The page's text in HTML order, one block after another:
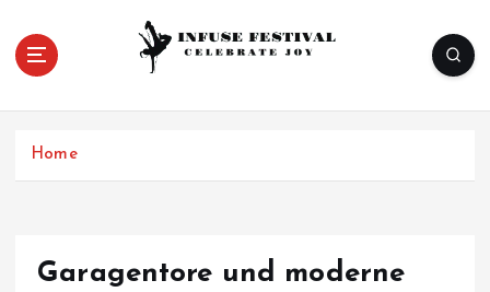
t
Celebrate Joy
Home
Garagentore und moderne